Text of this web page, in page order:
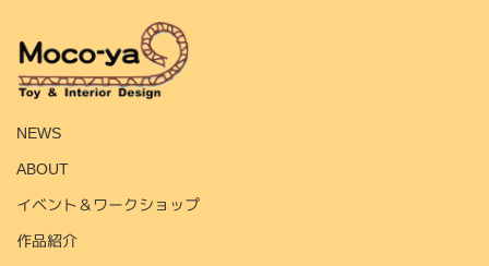
NEWS
ABOUT
イベント＆ワークショップ
作品紹介